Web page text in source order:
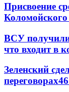
Присвоение
Коломойского
ВСУ получили
что входит в
Зеленский
переговорах